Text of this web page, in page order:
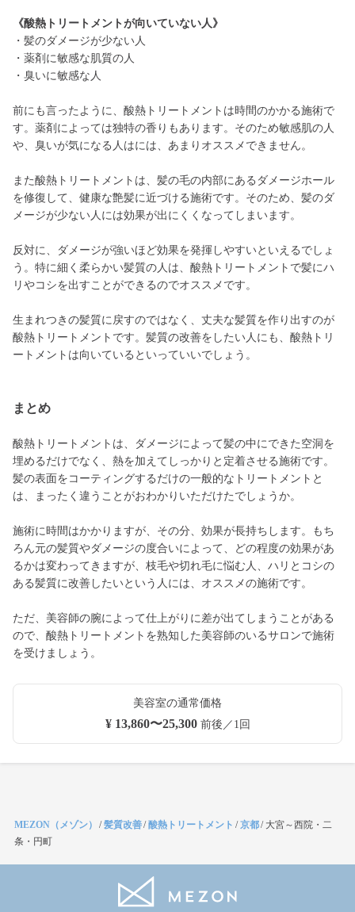
《酸熱トリートメントが向いていない人》
・髪のダメージが少ない人
・薬剤に敏感な肌質の人
・臭いに敏感な人
前にも言ったように、酸熱トリートメントは時間のかかる施術で
す。薬剤によっては独特の香りもあります。そのため敏感肌の人
や、臭いが気になる人はには、あまりオススメできません。
また酸熱トリートメントは、髪の毛の内部にあるダメージホール
を修復して、健康な艶髪に近づける施術です。そのため、髪のダ
メージが少ない人には効果が出にくくなってしまいます。
反対に、ダメージが強いほど効果を発揮しやすいといえるでしょ
う。特に細く柔らかい髪質の人は、酸熱トリートメントで髪にハ
リやコシを出すことができるのでオススメです。
生まれつきの髪質に戻すのではなく、丈夫な髪質を作り出すのが
酸熱トリートメントです。髪質の改善をしたい人にも、酸熱トリ
ートメントは向いているといっていいでしょう。
まとめ
酸熱トリートメントは、ダメージによって髪の中にできた空洞を
埋めるだけでなく、熱を加えてしっかりと定着させる施術です。
髪の表面をコーティングするだけの一般的なトリートメントと
は、まったく違うことがおわかりいただけたでしょうか。
施術に時間はかかりますが、その分、効果が長持ちします。もち
ろん元の髪質やダメージの度合いによって、どの程度の効果があ
るかは変わってきますが、枝毛や切れ毛に悩む人、ハリとコシの
ある髪質に改善したいという人には、オススメの施術です。
ただ、美容師の腕によって仕上がりに差が出てしまうことがある
ので、酸熱トリートメントを熟知した美容師のいるサロンで施術
を受けましょう。
美容室の通常価格
¥ 13,860〜25,300前後／1回
MEZON（メゾン） /髪質改善/酸熱トリートメント /京都/ 大宮～西院・二
条・円町